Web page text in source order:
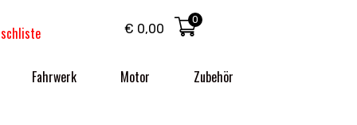
€ 0,00
0
Fahrwerk Motor Zubehör